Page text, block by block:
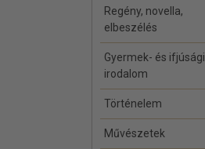
Regény, novella,
elbeszélés
Gyermek- és ifjúsági
irodalom
Történelem
Művészetek